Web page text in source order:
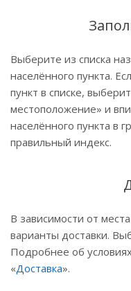
Выберите из списка
населённого пункта.
пункт в списке,
местоположение» и
населённого пункта в
правильный индекс.
В зависимости от
варианты доставки.
Подробнее об
«Доставка».